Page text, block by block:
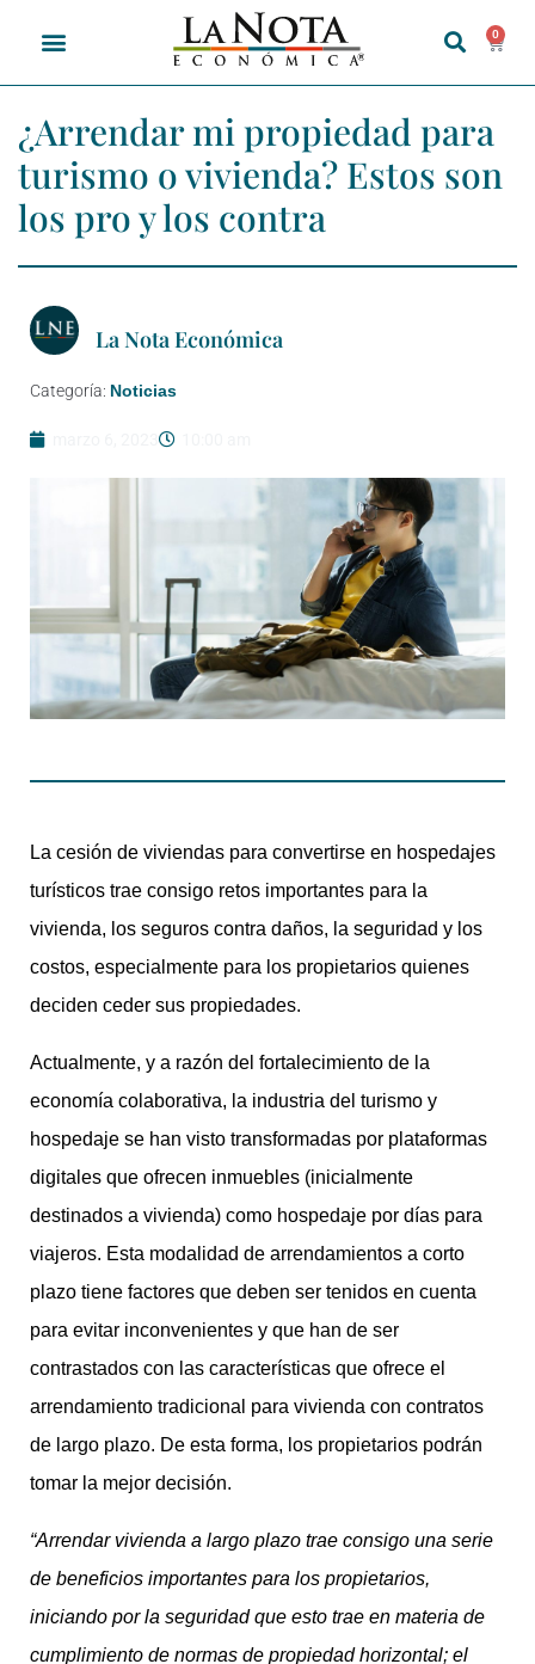
0
¿Arrendar mi propiedad para
turismo o vivienda? Estos son
los pro y los contra
La Nota Económica
Categoría: Noticias
La cesión de viviendas para convertirse en hospedajes
turísticos trae consigo retos importantes para la
vivienda, los seguros contra daños, la seguridad y los
costos, especialmente para los propietarios quienes
deciden ceder sus propiedades.
Actualmente, y a razón del fortalecimiento de la
economía colaborativa, la industria del turismo y
hospedaje se han visto transformadas por plataformas
digitales que ofrecen inmuebles (inicialmente
destinados a vivienda) como hospedaje por días para
viajeros. Esta modalidad de arrendamientos a corto
plazo tiene factores que deben ser tenidos en cuenta
para evitar inconvenientes y que han de ser
contrastados con las características que ofrece el
arrendamiento tradicional para vivienda con contratos
de largo plazo. De esta forma, los propietarios podrán
tomar la mejor decisión.
“Arrendar vivienda a largo plazo trae consigo una serie
de beneficios importantes para los propietarios,
iniciando por la seguridad que esto trae en materia de
cumplimiento de normas de propiedad horizontal; el